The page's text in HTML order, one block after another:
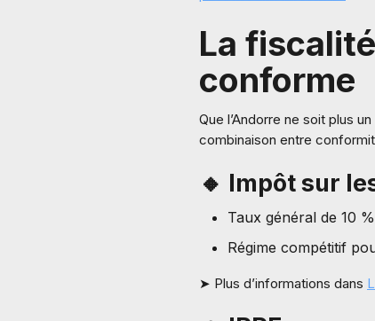
La
conforme
Que l’Andorre ne soit plus
combinaison entre
🔸 Impôt sur
Taux général de 10
Régime compétitif
➤ Plus d’informations dans